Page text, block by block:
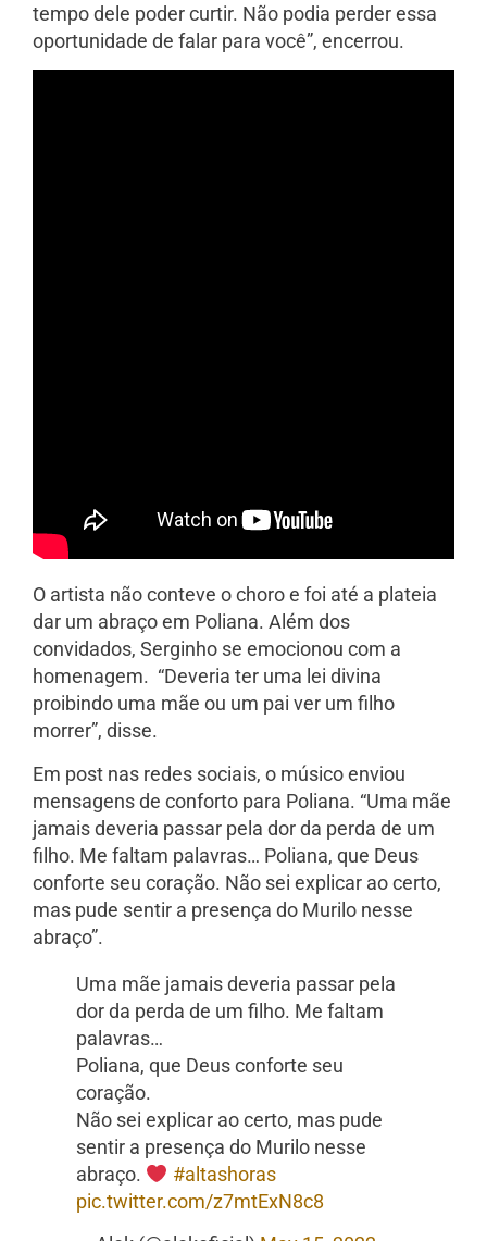
tempo dele poder curtir. Não podia perder essa
oportunidade de falar para você”, encerrou.
O artista não conteve o choro e foi até a plateia
dar um abraço em Poliana. Além dos
convidados, Serginho se emocionou com a
homenagem. “Deveria ter uma lei divina
proibindo uma mãe ou um pai ver um filho
morrer”, disse.
Em post nas redes sociais, o músico enviou
mensagens de conforto para Poliana. “Uma mãe
jamais deveria passar pela dor da perda de um
filho. Me faltam palavras… Poliana, que Deus
conforte seu coração. Não sei explicar ao certo,
mas pude sentir a presença do Murilo nesse
abraço”.
Uma mãe jamais deveria passar pela
dor da perda de um filho. Me faltam
palavras…
Poliana, que Deus conforte seu
coração.
Não sei explicar ao certo, mas pude
sentir a presença do Murilo nesse
abraço.
#altashoras
pic.twitter.com/z7mtExN8c8